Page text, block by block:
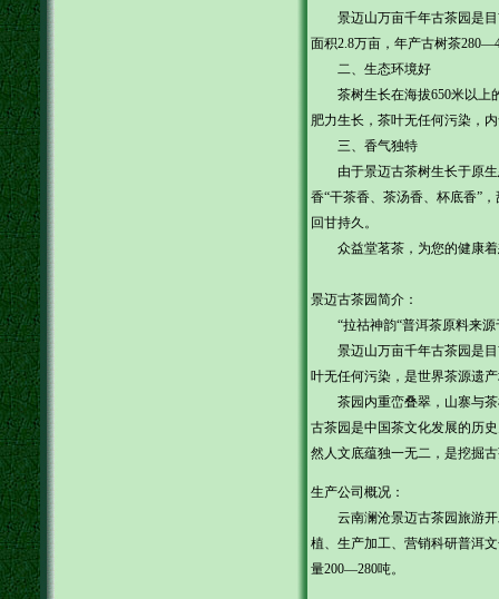
景迈山万亩千年古茶园是目
面积2.8万亩，年产古树茶
二、生态环境好
茶树生长在海拔650米以上的
肥力生长，茶叶无任何污染，
三、香气独特
由于景迈古茶树生长于原生
香“干茶香、茶汤香、杯底香”
回甘持久。
众益堂茗茶，为您的健康着
景迈古茶园简介：
“拉祜神韵“普洱茶原料来
景迈山万亩千年古茶园是目
叶无任何污染，是世界茶源遗
茶园内重峦叠翠，山寨与茶
古茶园是中国茶文化发展的历
然人文底蕴独一无二，是挖掘
生产公司概况：
云南澜沧景迈古茶园旅游开
植、生产加工、营销科研普洱
量200—280吨。